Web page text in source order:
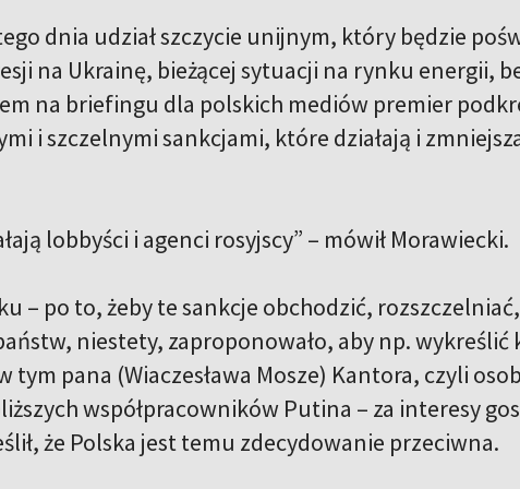
dnia udział szczycie unijnym, który będzie
na Ukrainę, bieżącej sytuacji na rynku energii,
na briefingu dla polskich mediów premier
i szczelnymi sankcjami, które działają i
lobbyści i agenci rosyjscy” – mówił Morawiecki.
– po to, żeby te sankcje obchodzić, rozszczelniać,
niestety, zaproponowało, aby np.
pana (Wiaczesława Mosze) Kantora, czyli
współpracowników Putina – za interesy
że Polska jest temu zdecydowanie przeciwna.